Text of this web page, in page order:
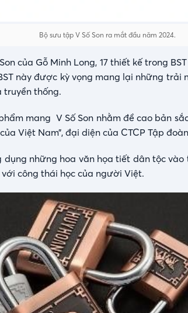
Bộ sưu tập V Số Son ra mắt đầu năm 2024.
của Gỗ Minh Long, 17 thiết kế trong
này được kỳ vọng mang lại những trải
truyền thống.
mang V Số Son nhằm đề cao bản
Việt Nam”, đại diện của CTCP Tập
những hoa văn họa tiết dân tộc
công thái học của người Việt.